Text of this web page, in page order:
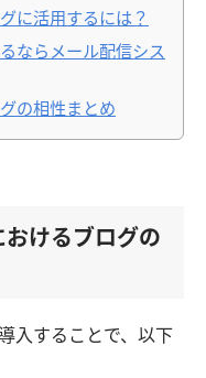
に活用するには？
ならメール配信シス
の相性まとめ
おけるブログの
入することで、以下